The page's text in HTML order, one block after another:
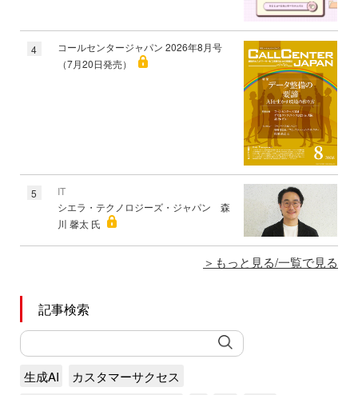
4
コールセンタージャパン 2026年8月号
（7月20日発売）
5
IT
シエラ・テクノロジーズ・ジャパン 森
川 馨太 氏
もっと見る/一覧で見る
記事検索
生成AI
カスタマーサクセス